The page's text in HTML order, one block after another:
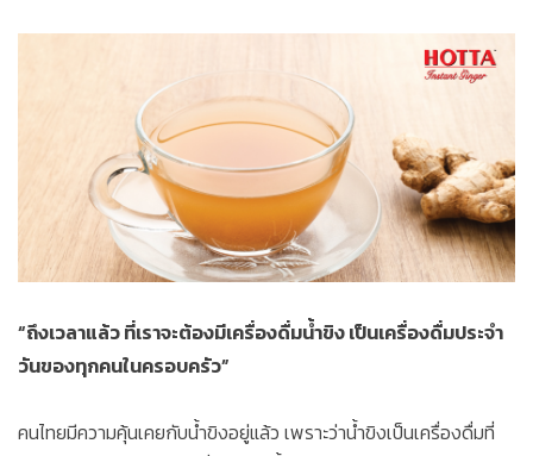
“ถึงเวลาแล้ว ที่เราจะต้องมีเครื่องดื่มน้ำขิง เป็นเครื่องดื่มประจำ
วันของทุกคนในครอบครัว”
คนไทยมีความคุ้นเคยกับน้ำขิงอยู่แล้ว เพราะว่าน้ำขิงเป็นเครื่องดื่มที่